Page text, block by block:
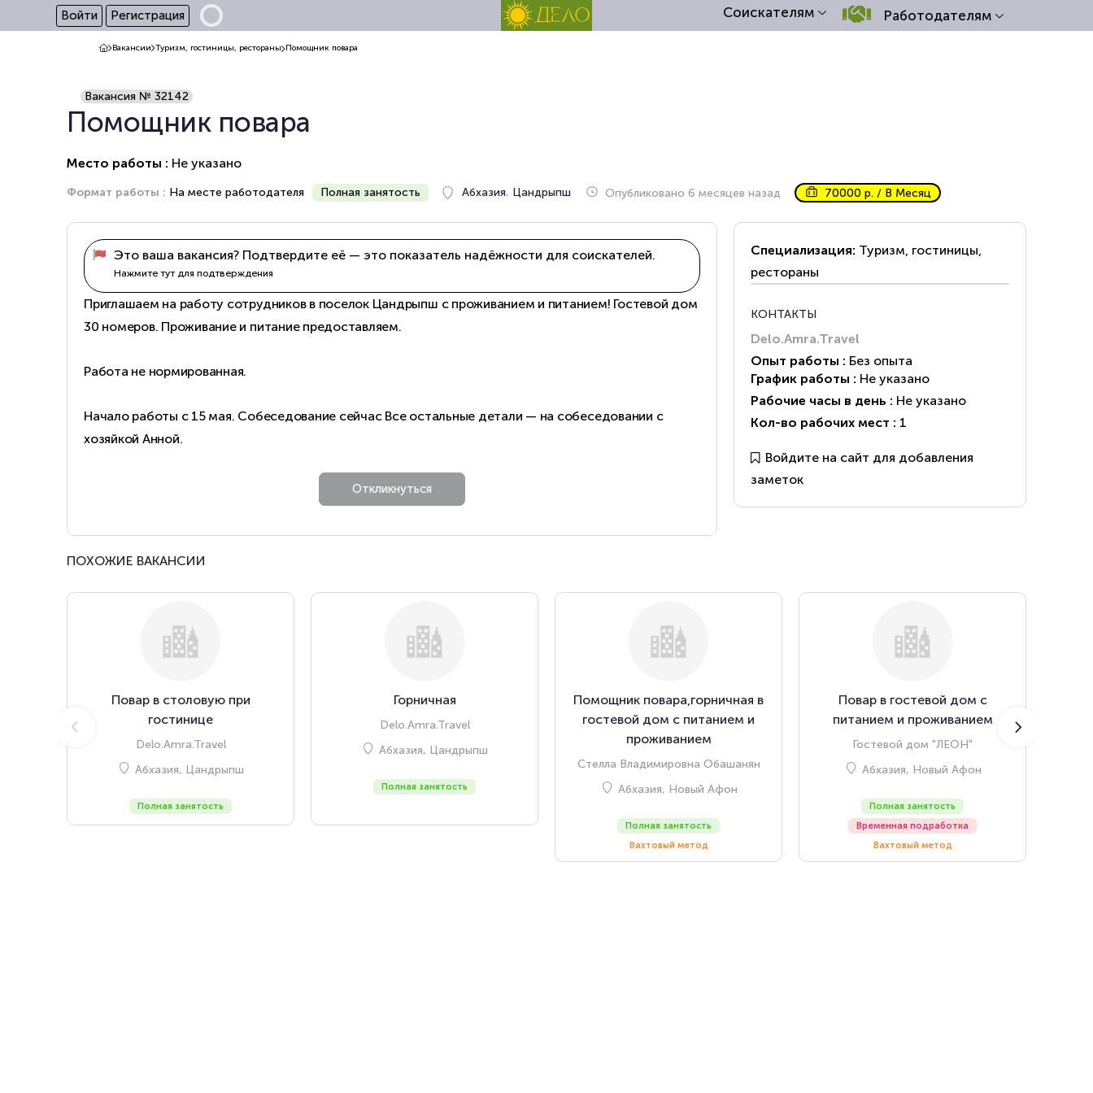
Войти Регистрация Соискателям Работодателям
Вакансии Туризм, гостиницы, рестораны Помощник повара
Помощник повара
Место работы : Не указано
Формат работы : На месте работодателя Полная занятость Абхазия, Цандрыпш Опубликовано 6 месяцев назад 70000 р. / В Месяц
Вакансия № 32142
Это ваша вакансия? Подтвердите её — это показатель надёжности для соискателей.
Нажмите тут для подтверждения
Приглашаем на работу сотрудников в поселок Цандрыпш с проживанием и питанием! Гостевой дом
30 номеров. Проживание и питание предоставляем.
Работа не нормированная.
Начало работы с 15 мая. Собеседование сейчас Все остальные детали — на собеседовании с
хозяйкой Анной.
Специализация: Туризм, гостиницы,
рестораны
КОНТАКТЫ
Delo.Amra.Travel
Опыт работы : Без опыта
График работы : Не указано
Рабочие часы в день : Не указано
Кол-во рабочих мест : 1
Войдите на сайт для добавления
заметок
ПОХОЖИЕ ВАКАНСИИ
Повар в столовую при
гостинице
Delo.Amra.Travel
Абхазия, Цандрыпш
Полная занятость
Горничная
Delo.Amra.Travel
Абхазия, Цандрыпш
Полная занятость
Помощник повара,горничная в
гостевой дом с питанием и
проживанием
Стелла Владимировна Обашанян
Абхазия, Новый Афон
Полная занятость
Вахтовый метод
Повар в гостевой дом с
питанием и проживанием
Гостевой дом "ЛЕОН"
Абхазия, Новый Афон
Полная занятость
Временная подработка
Вахтовый метод